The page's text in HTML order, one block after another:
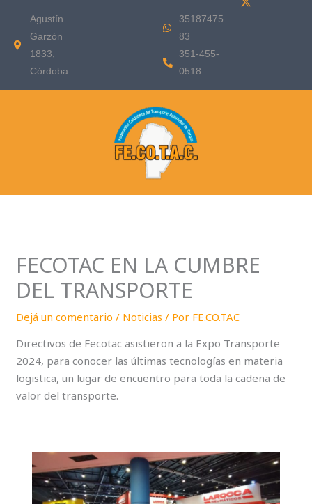
contenido
Agustín
Garzón
1833,
Córdoba
35187475
83
351-455-
0518
FECOTAC EN LA CUMBRE
DEL TRANSPORTE
Dejá un comentario / Noticias / Por FE.CO.TAC
Directivos de Fecotac asistieron a la Expo Transporte
2024, para conocer las últimas tecnologías en materia
logistica, un lugar de encuentro para toda la cadena de
valor del transporte.